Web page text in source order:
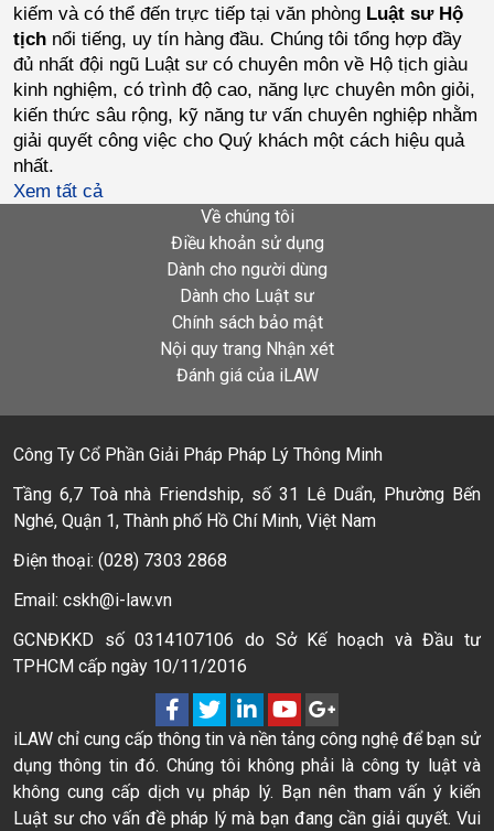
kiếm và có thể đến trực tiếp tại văn phòng Luật sư Hộ
tịch nổi tiếng, uy tín hàng đầu. Chúng tôi tổng hợp đầy
đủ nhất đội ngũ Luật sư có chuyên môn về Hộ tịch giàu
kinh nghiệm, có trình độ cao, năng lực chuyên môn giỏi,
kiến thức sâu rộng, kỹ năng tư vấn chuyên nghiệp nhằm
giải quyết công việc cho Quý khách một cách hiệu quả
nhất.
Xem tất cả
Về chúng tôi
Điều khoản sử dụng
Dành cho người dùng
Dành cho Luật sư
Chính sách bảo mật
Nội quy trang Nhận xét
Đánh giá của iLAW
Công Ty Cổ Phần Giải Pháp Pháp Lý Thông Minh
Tầng 6,7 Toà nhà Friendship, số 31 Lê Duẩn, Phường Bến
Nghé, Quận 1, Thành phố Hồ Chí Minh, Việt Nam
Điện thoại: (028) 7303 2868
Email: cskh@i-law.vn
GCNĐKKD số 0314107106 do Sở Kế hoạch và Đầu tư
TPHCM cấp ngày 10/11/2016
iLAW chỉ cung cấp thông tin và nền tảng công nghệ để bạn sử
dụng thông tin đó. Chúng tôi không phải là công ty luật và
không cung cấp dịch vụ pháp lý. Bạn nên tham vấn ý kiến
Luật sư cho vấn đề pháp lý mà bạn đang cần giải quyết. Vui